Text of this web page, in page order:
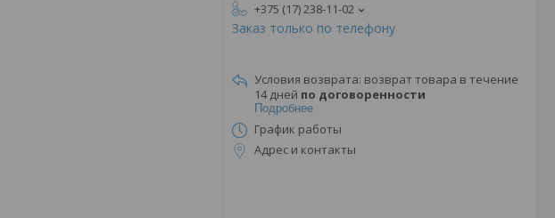
+375 (17) 238-11-02
Заказ только по телефону
возврат товара в течение
14 дней по договоренности
Подробнее
График работы
Адрес и контакты